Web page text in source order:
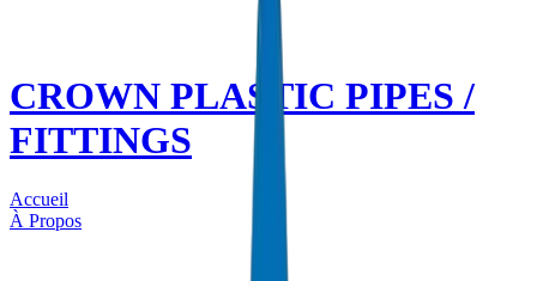
CROWN PLASTIC PIPES /
FITTINGS
Accueil
À Propos